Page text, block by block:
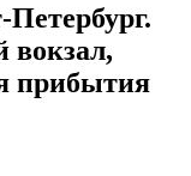
прибытия